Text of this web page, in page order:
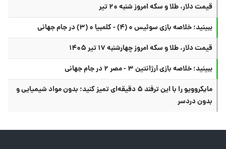
قیمت دلار، طلا و سکه امروز شنبه ۲۰ تیر
ببینید؛ خلاصه بازی سوئیس ۰ (۴) - کلمبیا ۰ (۳) در جام جهانی
قیمت دلار، طلا و سکه امروز چهارشنبه ۱۷ تیر ۱۴۰۵
ببینید؛ خلاصه بازی آرژانتین ۳ - مصر ۲ در جام جهانی
مایکروویو را با این ترفند ۵ دقیقه‌ای تمیز کنید؛ بدون مواد شیمیایی و
بدون دردسر